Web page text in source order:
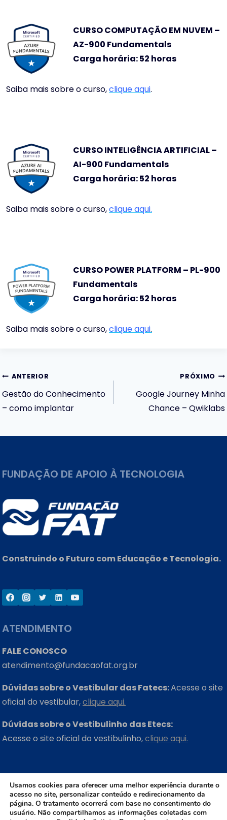
CURSO COMPUTAÇÃO EM NUVEM –
AZ-900 Fundamentals
Carga horária: 52 horas
Saiba mais sobre o curso,clique aqui.
CURSO INTELIGÊNCIA ARTIFICIAL –
AI-900 Fundamentals
Carga horária: 52 horas
Saiba mais sobre o curso,clique aqui.
CURSO POWER PLATFORM – PL-900
Fundamentals
Carga horária: 52 horas
Saiba mais sobre o curso,clique aqui.
Navegação
de
Post
ANTERIOR
Gestão do Conhecimento
– como implantar
PRÓXIMO
Google Journey Minha
Chance – Qwiklabs
FUNDAÇÃO DE APOIO À TECNOLOGIA
Construindo o Futuro com Educação e Tecnologia.
ATENDIMENTO
FALE CONOSCO
atendimento@fundacaofat.org.br
Dúvidas sobre o Vestibular das Fatecs:Acesse o site
oficial do vestibular,clique aqui.
Dúvidas sobre o Vestibulinho das Etecs:
Acesse o site oficial do vestibulinho,clique aqui.
ONDE ESTAMOS
Rua Três Rios, 131 – Bom Retiro – São Paulo – SP
CEP: 01123-001
Usamos cookies para oferecer uma melhor experiência durante o
acesso no site, personalizar conteúdo e redirecionamento da
página. O tratamento ocorrerá com base no consentimento do
usuário. Não compartilhamos as informações coletadas com